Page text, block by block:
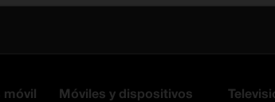
móvil Móviles y dispositivos